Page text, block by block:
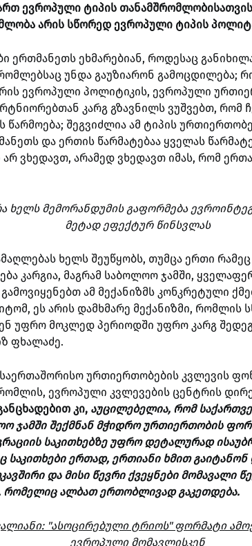
ევროპული ტიპის
არის სწორედ ევროპული ტიპის
ერთმანეთს ეხმარებიან, როდესაც
უნდა გაუზიარონ გამოცდილება;
ევროპული პოლიტიკის, ევროპული
კარგ გზავნილს ვუშვებთ, რომ
წარმოება; შეგვიძლია ამ ტიპის
და ერთის წარმატებაა ყველას
არ ვხედავთ, არამედ ვხედავთ იმას, რომ
ხელს მემორანდუმის გაფორმება
მეტად ეფექტურ წინსვლას
ხელს შეუწყობს, თუმცა ერთი
კარგია, მაგრამ საბოლოო ჯამში,
ამ მექანიზმს კონკრეტული
ეს არის დამხმარე მექანიზმი, რომლის
უფრო მოკლედ პერიოდში უფრო კარგ
ფხალაძე.
ურთიერთობების კვლევის
ევროპული კვლევების ცენტრის
კი, აუცილებელია, რომ
ჯამში შექმნან მჭიდრო ურთიერთობის
საკითხებზე უფრო დეტალურად
საკითხები ერთად, ერთიანი ხმით
და მისი წევრი ქვეყნები მომავალი
რომელიც ალბათ ერთობლივად გაკეთდება.
"ასოცირებული ტრიოს" ფორმატი
ევროპული მომავლისკენ